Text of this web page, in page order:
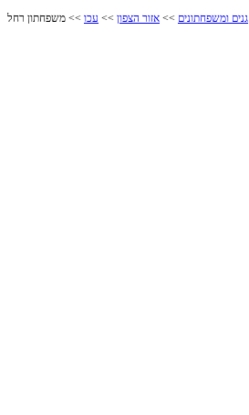
גנים ומשפחתונים >> אזור הצפון >> עכו >> משפחתון רחל